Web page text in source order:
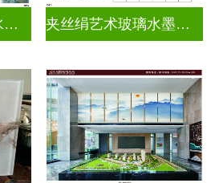
酒店装饰屏风隔断水墨山水画玻璃 夹丝绢艺术玻璃水墨画玻璃